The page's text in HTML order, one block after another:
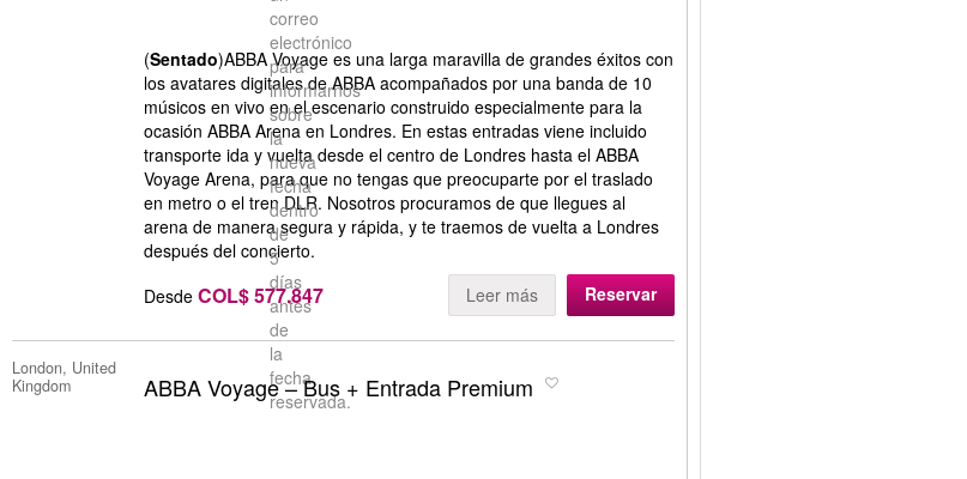
correo
electrónico
para
informarnos
sobre
la
nueva
fecha
dentro
de
5
días
antes
de
la
fecha
reservada.
(Sentado)ABBA Voyage es una larga maravilla de grandes éxitos con
los avatares digitales de ABBA acompañados por una banda de 10
músicos en vivo en el escenario construido especialmente para la
ocasión ABBA Arena en Londres. En estas entradas viene incluido
transporte ida y vuelta desde el centro de Londres hasta el ABBA
Voyage Arena, para que no tengas que preocuparte por el traslado
en metro o el tren DLR. Nosotros procuramos de que llegues al
arena de manera segura y rápida, y te traemos de vuelta a Londres
después del concierto.
Desde COL$ 577.847 Leer más Reservar
London, United
Kingdom
ABBA Voyage – Bus + Entrada Premium